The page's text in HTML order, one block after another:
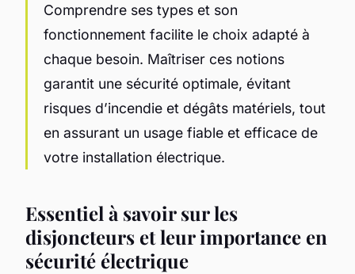
Comprendre ses types et son
fonctionnement facilite le choix adapté à
chaque besoin. Maîtriser ces notions
garantit une sécurité optimale, évitant
risques d’incendie et dégâts matériels, tout
en assurant un usage fiable et efficace de
votre installation électrique.
Essentiel à savoir sur les
disjoncteurs et leur importance en
sécurité électrique